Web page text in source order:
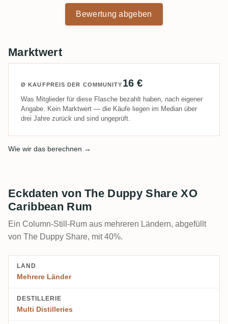
Bewertung abgeben
Marktwert
Ø KAUFPREIS DER COMMUNITY 16 €
Was Mitglieder für diese Flasche bezahlt haben, nach eigener
Angabe. Kein Marktwert — die Käufe liegen im Median über
drei Jahre zurück und sind ungeprüft.
Wie wir das berechnen →
Eckdaten von The Duppy Share XO
Caribbean Rum
Ein Column-Still-Rum aus mehreren Ländern, abgefüllt
von The Duppy Share, mit 40%.
LAND
Mehrere Länder
DESTILLERIE
Multi Distilleries